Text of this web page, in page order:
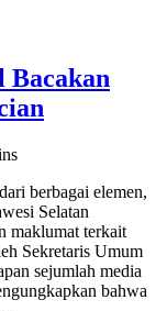
Bacakan
berbagai elemen,
Selatan
maklumat terkait
Sekretaris Umum
sejumlah media
bahwa